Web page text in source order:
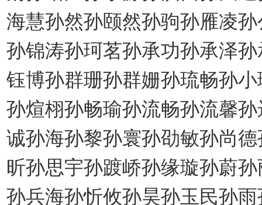
海慧孙然孙颐然孙驹孙雁凌
孙锦涛孙珂茗孙承功孙承泽
钰博孙群珊孙群姗孙琉畅孙
孙煊栩孙畅瑜孙流畅孙流馨
诚孙海孙黎孙寰孙劭敏孙尚
昕孙思宇孙踱峤孙缘璇孙蔚
孙兵海孙忻攸孙昊孙玉民孙